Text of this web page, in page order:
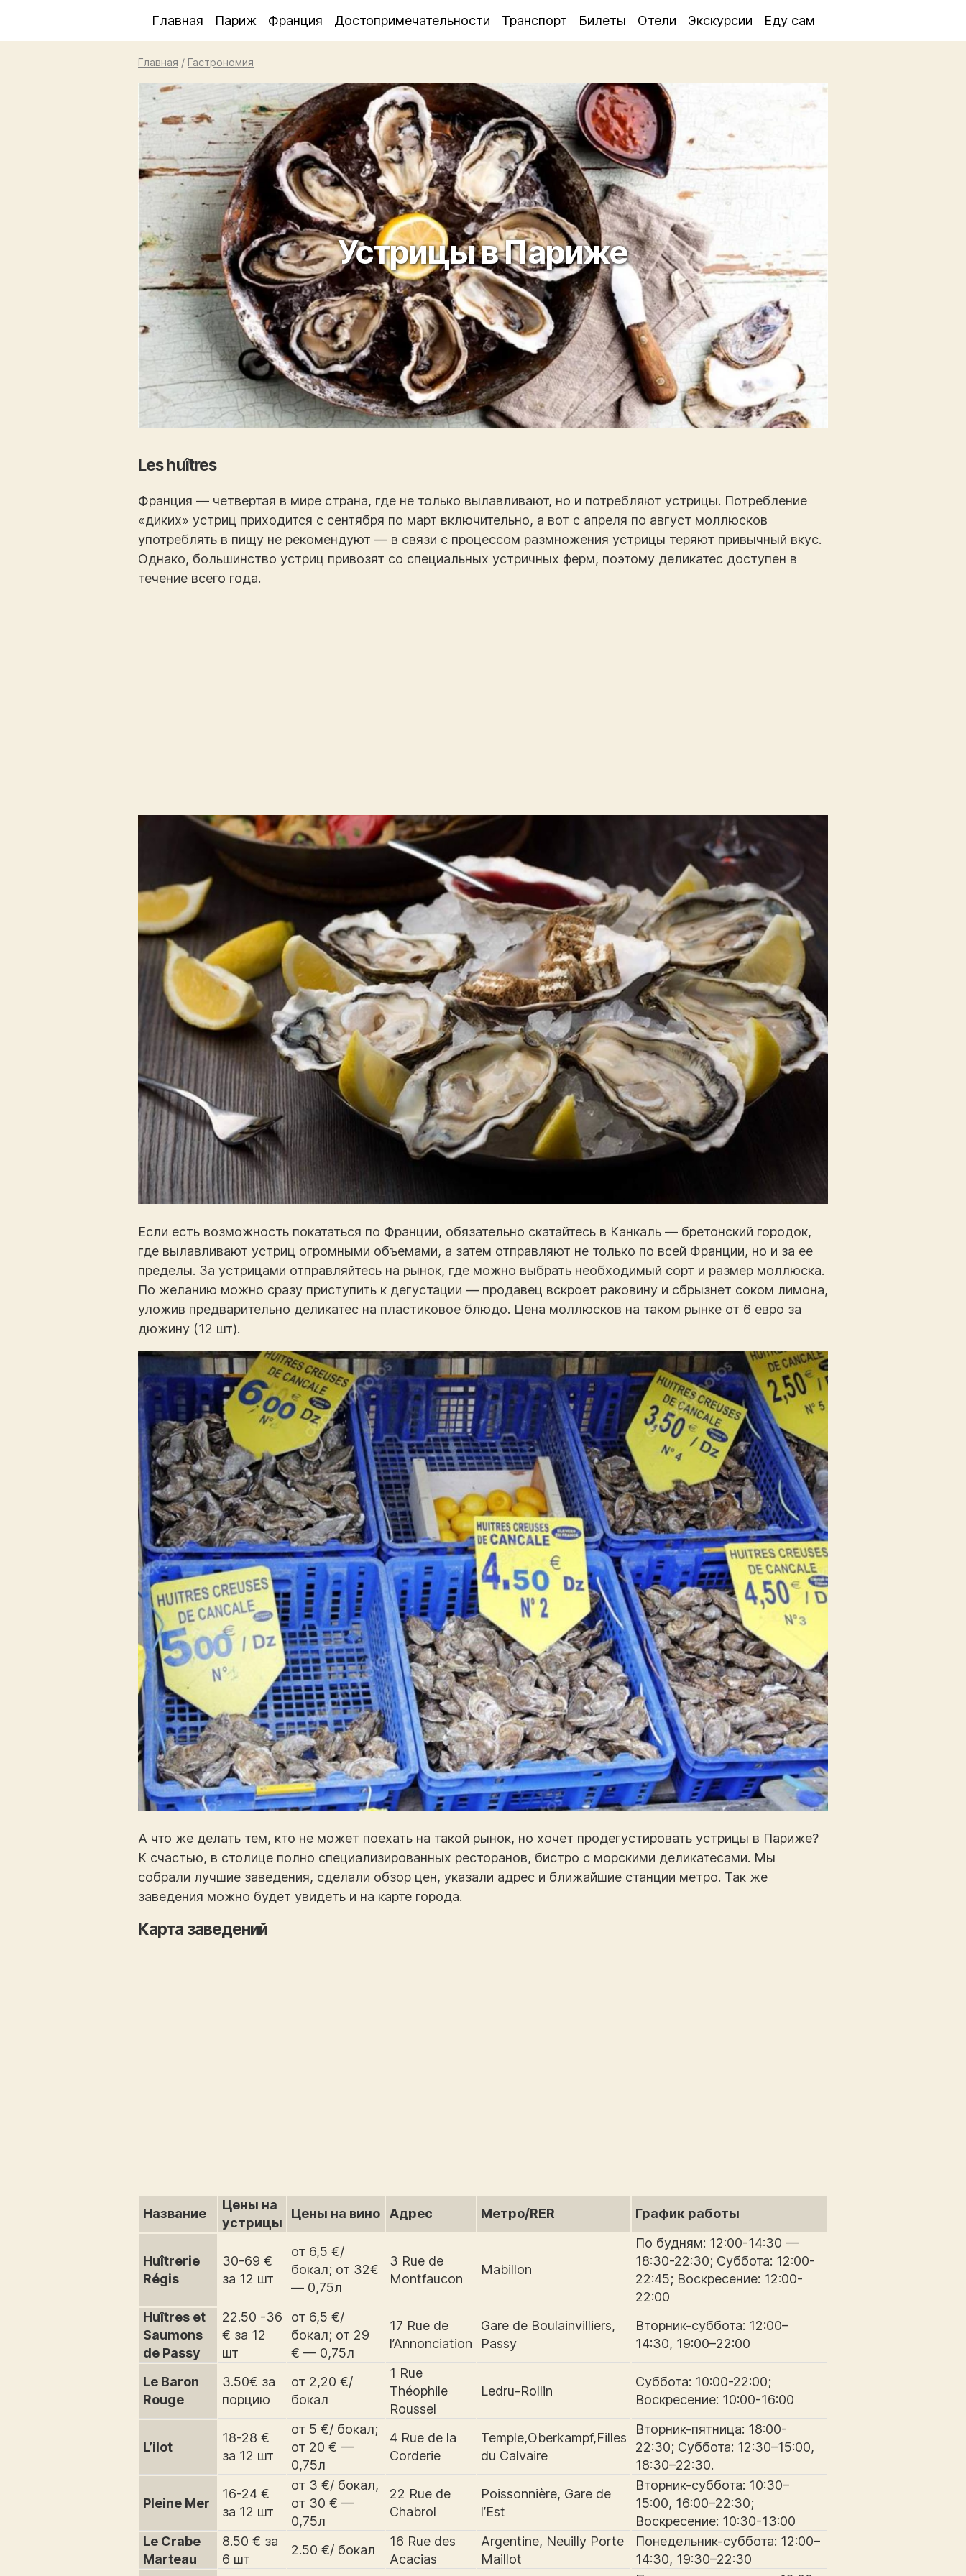
Главная Париж Франция Достопримечательности Транспорт Билеты Отели Экскурсии Еду сам
Главная / Гастрономия
Устрицы в Париже
Les huîtres
Франция — четвертая в мире страна, где не только вылавливают, но и потребляют устрицы. Потребление
«диких» устриц приходится с сентября по март включительно, а вот с апреля по август моллюсков
употреблять в пищу не рекомендуют — в связи с процессом размножения устрицы теряют привычный вкус.
Однако, большинство устриц привозят со специальных устричных ферм, поэтому деликатес доступен в
течение всего года.
Если есть возможность покататься по Франции, обязательно скатайтесь в Канкаль — бретонский городок,
где вылавливают устриц огромными объемами, а затем отправляют не только по всей Франции, но и за ее
пределы. За устрицами отправляйтесь на рынок, где можно выбрать необходимый сорт и размер моллюска.
По желанию можно сразу приступить к дегустации — продавец вскроет раковину и сбрызнет соком лимона,
уложив предварительно деликатес на пластиковое блюдо. Цена моллюсков на таком рынке от 6 евро за
дюжину (12 шт).
А что же делать тем, кто не может поехать на такой рынок, но хочет продегустировать устрицы в Париже?
К счастью, в столице полно специализированных ресторанов, бистро с морскими деликатесами. Мы
собрали лучшие заведения, сделали обзор цен, указали адрес и ближайшие станции метро. Так же
заведения можно будет увидеть и на карте города.
Карта заведений
Название
Цены на
устрицы
Цены на вино Адрес Метро/RER График работы
Huîtrerie
Régis
30-69 €
за 12 шт
от 6,5 €/
бокал; от 32€
— 0,75л
3 Rue de
Montfaucon
Mabillon
По будням: 12:00-14:30 —
18:30-22:30; Суббота: 12:00-
22:45; Воскресение: 12:00-
22:00
Huîtres et
Saumons
de Passy
22.50 -36
€ за 12
шт
от 6,5 €/
бокал; от 29
€ — 0,75л
17 Rue de
l’Annonciation
Gare de Boulainvilliers,
Passy
Вторник-суббота: 12:00–
14:30, 19:00–22:00
Le Baron
Rouge
3.50€ за
порцию
от 2,20 €/
бокал
1 Rue
Théophile
Roussel
Ledru-Rollin
Суббота: 10:00-22:00;
Воскресение: 10:00-16:00
L’ilot
18-28 €
за 12 шт
от 5 €/ бокал;
от 20 € —
0,75л
4 Rue de la
Corderie
Temple,Oberkampf,Filles
du Calvaire
Вторник-пятница: 18:00-
22:30; Суббота: 12:30–15:00,
18:30–22:30.
Pleine Mer
16-24 €
за 12 шт
от 3 €/ бокал,
от 30 € —
0,75л
22 Rue de
Chabrol
Poissonnière, Gare de
l’Est
Вторник-суббота: 10:30–
15:00, 16:00–22:30;
Воскресение: 10:30-13:00
Le Crabe
Marteau
8.50 € за
6 шт
2.50 €/ бокал
16 Rue des
Acacias
Argentine, Neuilly Porte
Maillot
Понедельник-суббота: 12:00–
14:30, 19:30–22:30